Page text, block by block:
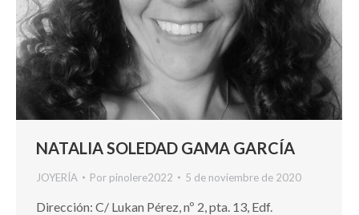
NATALIA SOLEDAD GAMA GARCÍA
JOYERÍA Por pinolere2022 5 de noviembre de 2020
Dirección: C/ Lukan Pérez, nº 2, pta. 13, Edf.